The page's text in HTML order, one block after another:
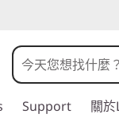
Support 關